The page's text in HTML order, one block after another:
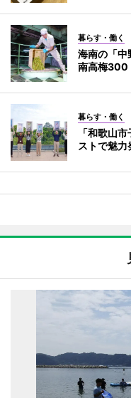
暮らす・働く
海南の「
南高梅300
暮らす・働く
「和歌山
ストで魅